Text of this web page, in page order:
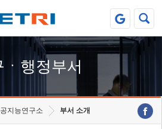
ㆍ행정부서
지능연구소 부서 소개